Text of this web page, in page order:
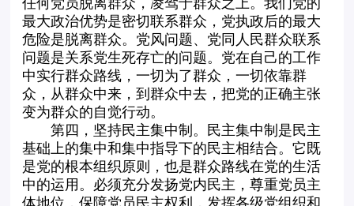
最大政治优势是密切联系群众，党执政后的最大
危险是脱离群众。党风问题、党同人民群众联系
问题是关系党生死存亡的问题。党在自己的工作
中实行群众路线，一切为了群众，一切依靠群
众，从群众中来，到群众中去，把党的正确主张
变为群众的自觉行动。
第四，坚持民主集中制。民主集中制是民主
基础上的集中和集中指导下的民主相结合。它既
是党的根本组织原则，也是群众路线在党的生活
中的运用。必须充分发扬党内民主，尊重党员主
体地位，保障党员民主权利，发挥各级党组织和